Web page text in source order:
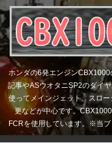
ホンダの6発エンジン
記事やASウオタニSP2のダイ
使ってメインジェット、スロ
更などが中心です。
FCRを使用しています。※当ブ